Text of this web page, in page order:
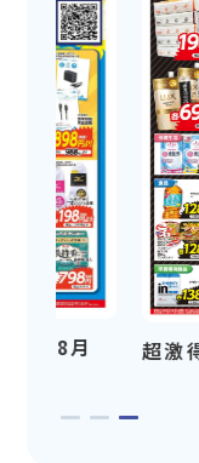
超激得チラシ